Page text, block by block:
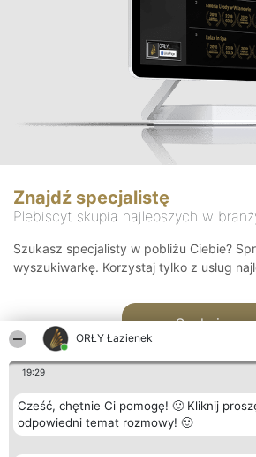
ORŁY Łazienek
19:29
Cześć, chętnie Ci pomogę! 🙂 Kliknij
odpowiedni temat rozmowy! 🙂
Znajdź specjalistę
Plebiscyt skupia najlepszych w
Szukasz specjalisty w pobliżu Ciebie?
wyszukiwarkę. Korzystaj tylko z usług
Szukaj
Organizator plebiscytu Plebiscyt